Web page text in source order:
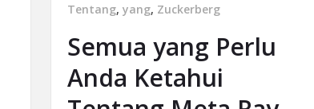
Tentang, yang, Zuckerberg
Semua yang Perlu
Anda Ketahui